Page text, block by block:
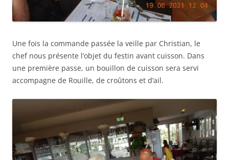
Une fois la commande passée la veille par Christian, le
chef nous présente l’objet du festin avant cuisson. Dans
une première passe, un bouillon de cuisson sera servi
accompagne de Rouille, de croûtons et d’ail.